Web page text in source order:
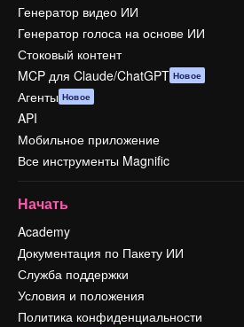
Генератор видео ИИ
Генератор голоса на основе ИИ
Стоковый контент
MCP для Claude/ChatGPT Новое
Агенты Новое
API
Мобильное приложение
Все инструменты Magnific
Начать
Academy
Документация по Пакету ИИ
Служба поддержки
Условия и положения
Политика конфиденциальности